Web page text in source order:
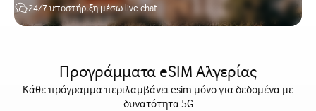
24/7 υποστήριξη μέσω live chat
Προγράμματα eSIM Αλγερίας
Κάθε πρόγραμμα περιλαμβάνει esim μόνο για δεδομένα με
δυνατότητα 5G